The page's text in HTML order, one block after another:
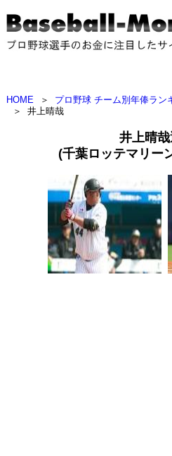
HOME ＞ プロ野球 チーム別年俸ラン
＞
井上晴哉
井上晴
(千葉ロッテマリー